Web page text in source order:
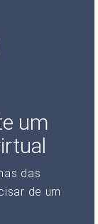
um
das
de um